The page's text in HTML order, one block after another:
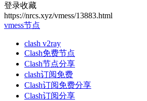
登录收藏
https://nrcs.xyz/vmess/13883.html
vmess节点
clash v2ray
Clash免费节点
Clash节点分享
clash订阅免费
Clash订阅免费分享
Clash订阅分享